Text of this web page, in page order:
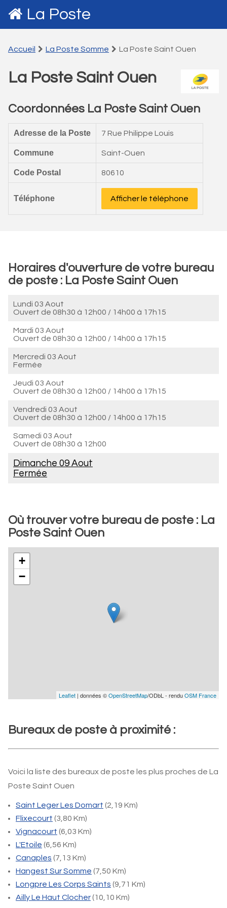
La Poste
Accueil La Poste Somme La Poste Saint Ouen
La Poste Saint Ouen
Coordonnées La Poste Saint Ouen
Adresse de la Poste 7 Rue Philippe Louis
Commune Saint-Ouen
Code Postal 80610
Téléphone Afficher le téléphone
Horaires d'ouverture de votre bureau
de poste : La Poste Saint Ouen
Lundi 03 Aout
Ouvert de 08h30 à 12h00 / 14h00 à 17h15
Mardi 03 Aout
Ouvert de 08h30 à 12h00 / 14h00 à 17h15
Mercredi 03 Aout
Fermée
Jeudi 03 Aout
Ouvert de 08h30 à 12h00 / 14h00 à 17h15
Vendredi 03 Aout
Ouvert de 08h30 à 12h00 / 14h00 à 17h15
Samedi 03 Aout
Ouvert de 08h30 à 12h00
Dimanche 09 Aout
Fermée
Où trouver votre bureau de poste : La
Poste Saint Ouen
+
−
Leaflet | données ©OpenStreetMap/ODbL - renduOSM France
Bureaux de poste à proximité :
Voici la liste des bureaux de poste les plus proches de La
Poste Saint Ouen
Saint Leger Les Domart (2,19 Km)
Flixecourt (3,80 Km)
Vignacourt (6,03 Km)
L'Etoile (6,56 Km)
Canaples (7,13 Km)
Hangest Sur Somme (7,50 Km)
Longpre Les Corps Saints (9,71 Km)
Ailly Le Haut Clocher(10,10 Km)